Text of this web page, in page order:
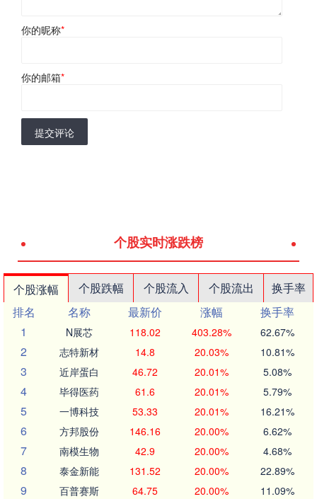
你的昵称*
你的邮箱*
提交评论
个股实时涨跌榜
个股涨幅 个股跌幅 个股流入 个股流出
换手率
排名
名称 最新价 涨幅
换手率
1
N展芯 118.02 403.28% 62.67%
2 志特新材 14.8 20.03% 10.81%
3 近岸蛋白 46.72 20.01% 5.08%
4 毕得医药 61.6 20.01% 5.79%
5 一博科技 53.33 20.01% 16.21%
6 方邦股份 146.16 20.00% 6.62%
7 南模生物 42.9 20.00% 4.68%
8 泰金新能 131.52 20.00% 22.89%
9 百普赛斯 64.75 20.00% 11.09%